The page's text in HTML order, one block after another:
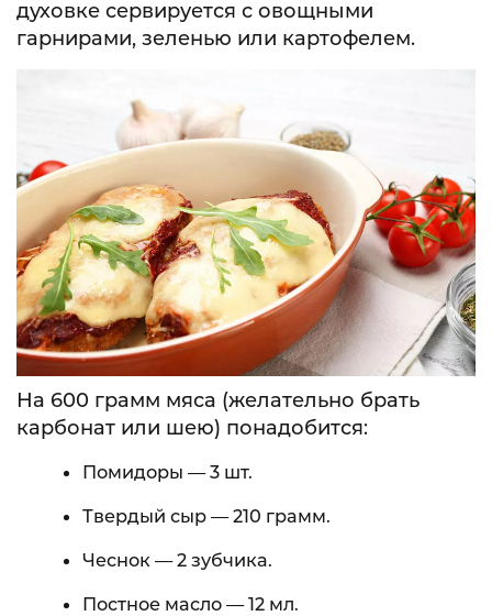
духовке сервируется с овощными
гарнирами, зеленью или картофелем.
На 600 грамм мяса (желательно брать
карбонат или шею) понадобится:
Помидоры — 3 шт.
Твердый сыр — 210 грамм.
Чеснок — 2 зубчика.
Постное масло — 12 мл.